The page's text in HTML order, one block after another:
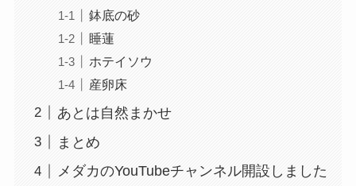
鉢底の砂
睡蓮
ホテイソウ
産卵床
あとは自然まかせ
まとめ
メダカのYouTubeチャンネル開設しました